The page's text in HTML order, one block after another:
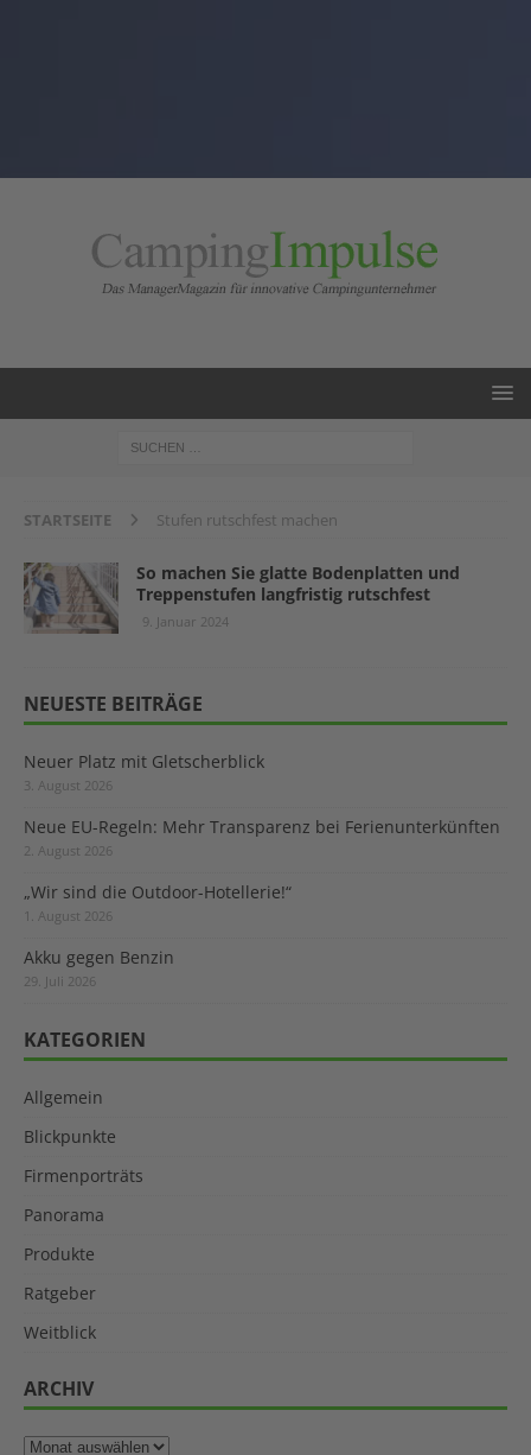
STARTSEITE Stufen rutschfest machen
So machen Sie glatte Bodenplatten und
Treppenstufen langfristig rutschfest
9. Januar 2024
NEUESTE BEITRÄGE
Neuer Platz mit Gletscherblick
3. August 2026
Neue EU-Regeln: Mehr Transparenz bei Ferienunterkünften
2. August 2026
„Wir sind die Outdoor-Hotellerie!“
1. August 2026
Akku gegen Benzin
29. Juli 2026
KATEGORIEN
Allgemein
Blickpunkte
Firmenporträts
Panorama
Produkte
Ratgeber
Weitblick
ARCHIV